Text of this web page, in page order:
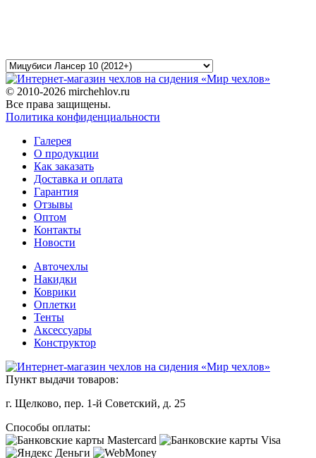
© 2010-2026 mirchehlov.ru
Все права защищены.
Политика конфиденциальности
Галерея
О продукции
Как заказать
Доставка и оплата
Гарантия
Отзывы
Оптом
Контакты
Новости
Авточехлы
Накидки
Коврики
Оплетки
Тенты
Аксессуары
Конструктор
Пункт выдачи товаров:
г. Щелково, пер. 1-й Советский, д. 25
Способы оплаты: